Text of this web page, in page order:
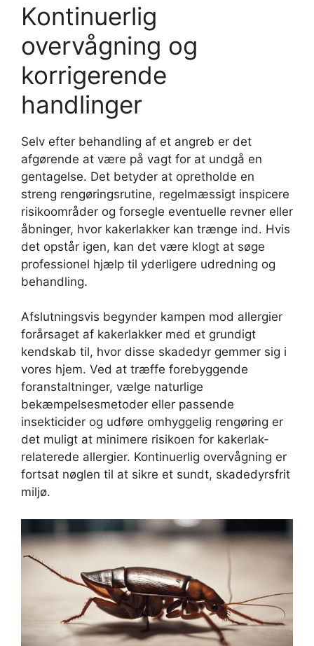
Kontinuerlig
overvågning og
korrigerende
handlinger
Selv efter behandling af et angreb er det
afgørende at være på vagt for at undgå en
gentagelse. Det betyder at opretholde en
streng rengøringsrutine, regelmæssigt inspicere
risikoområder og forsegle eventuelle revner eller
åbninger, hvor kakerlakker kan trænge ind. Hvis
det opstår igen, kan det være klogt at søge
professionel hjælp til yderligere udredning og
behandling.
Afslutningsvis begynder kampen mod allergier
forårsaget af kakerlakker med et grundigt
kendskab til, hvor disse skadedyr gemmer sig i
vores hjem. Ved at træffe forebyggende
foranstaltninger, vælge naturlige
bekæmpelsesmetoder eller passende
insekticider og udføre omhyggelig rengøring er
det muligt at minimere risikoen for kakerlak-
relaterede allergier. Kontinuerlig overvågning er
fortsat nøglen til at sikre et sundt, skadedyrsfrit
miljø.